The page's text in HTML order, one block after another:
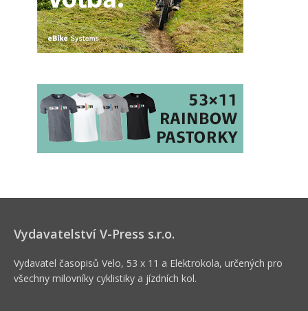
Vydavatelství V-Press s.r.o.
Vydavatel časopisů Velo, 53 x 11 a Elektrokola, určených pro
všechny milovníky cyklistiky a jízdních kol.